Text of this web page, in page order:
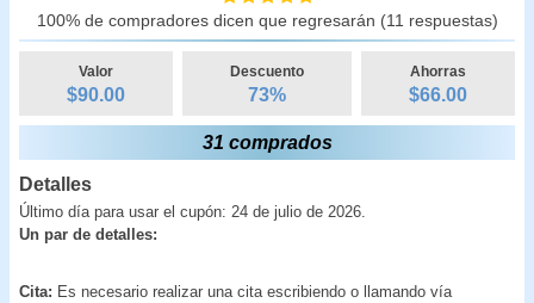
100% de compradores dicen que regresarán (11 respuestas)
Valor
$90.00
Descuento
73%
Ahorras
$66.00
31 comprados
Detalles
Último día para usar el cupón: 24 de julio de 2026.
Un par de detalles:
Cita: Es necesario realizar una cita escribiendo o llamando vía